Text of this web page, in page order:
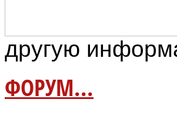
другую
ФОРУМ...